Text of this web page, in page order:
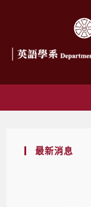
最新消息